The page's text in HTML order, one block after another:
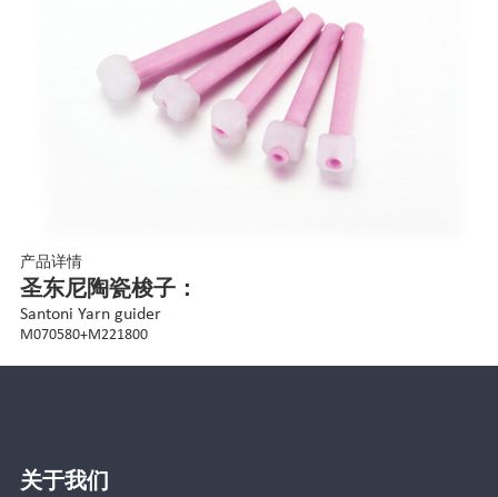
产品详情
圣东尼陶瓷梭子：
Santoni Yarn guider
M070580+M221800
关于我们